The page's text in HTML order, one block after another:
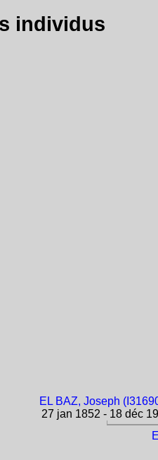
individus
EL BAZ, Joseph
27 jan 1852 - 18 déc